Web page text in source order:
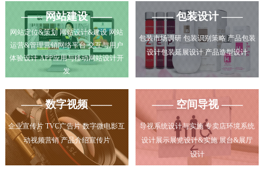
—— 网站建设 ——
网站定位&策划 网站设计&建设 网站
运营&管理营销网络平台 交互与用户
体验设计 APP应用与移动网站设计开
发
—— 包装设计 ——
包装市场调研 包装识别策略 产品包装
设计包装延展设计 产品造型设计
—— 数字视频 ——
企业宣传片 TVC广告片 数字微电影互
动视频营销 产品介绍宣传片
—— 空间导视 ——
导视系统设计与实施 专卖店环境系统
设计展示展览设计&实施 展台&展厅
设计